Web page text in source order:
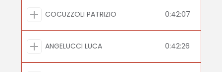
COCUZZOLI PATRIZIO 0:42:07
ANGELUCCI LUCA 0:42:26